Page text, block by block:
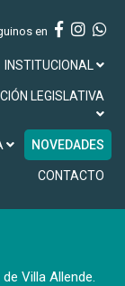
en
INSTITUCIONAL
LEGISLATIVA
NOVEDADES
CONTACTO
Villa Allende.